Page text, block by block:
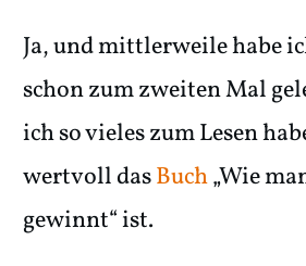
Ja, und mittlerweile habe
schon zum zweiten Mal
ich so vieles zum Lesen
wertvoll dasBuch„Wie
gewinnt“ ist.